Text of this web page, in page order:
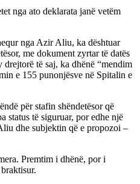
nga ato deklarata janë vetëm
nga Azir Aliu, ka dështuar
me dokument zyrtar të datës
të saj, ka dhënë “mendim
e 155 punonjësve në Spitalin e
për stafin shëndetësor që
status të siguruar, por edhe një
dhe subjektin që e propozoi –
Premtim i dhënë, por i